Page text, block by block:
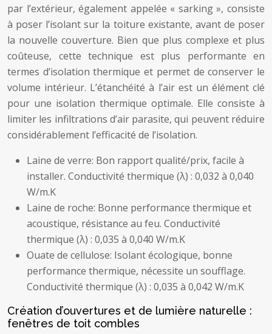
par l’extérieur, également appelée « sarking », consiste
à poser l’isolant sur la toiture existante, avant de poser
la nouvelle couverture. Bien que plus complexe et plus
coûteuse, cette technique est plus performante en
termes d’isolation thermique et permet de conserver le
volume intérieur. L’étanchéité à l’air est un élément clé
pour une isolation thermique optimale. Elle consiste à
limiter les infiltrations d’air parasite, qui peuvent réduire
considérablement l’efficacité de l’isolation.
Laine de verre: Bon rapport qualité/prix, facile à
installer. Conductivité thermique (λ) : 0,032 à 0,040
W/m.K
Laine de roche: Bonne performance thermique et
acoustique, résistance au feu. Conductivité
thermique (λ) : 0,035 à 0,040 W/m.K
Ouate de cellulose: Isolant écologique, bonne
performance thermique, nécessite un soufflage.
Conductivité thermique (λ) : 0,035 à 0,042 W/m.K
Création d’ouvertures et de lumière naturelle :
fenêtres de toit combles